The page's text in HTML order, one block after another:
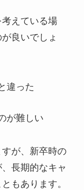
えている場
良いでしょ
違った
が難しい
が、新卒時の
長期的なキャ
もあります。